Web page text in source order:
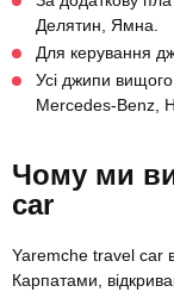
Делятин, Ямна.
Для керування
Усі джипи
Mercedes-Benz,
Чому ми
car
Yaremche travel car
Карпатами,